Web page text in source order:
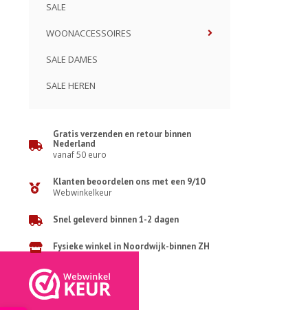
SALE
WOONACCESSOIRES
SALE DAMES
SALE HEREN
Gratis verzenden en retour binnen
Nederland
vanaf 50 euro
Klanten beoordelen ons met een 9/10
Webwinkelkeur
Snel geleverd binnen 1-2 dagen
Fysieke winkel in Noordwijk-binnen ZH